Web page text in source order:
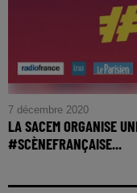
7 décembre 2020
LA SACEM ORGANISE
#SCÈNEFRANÇAISE...